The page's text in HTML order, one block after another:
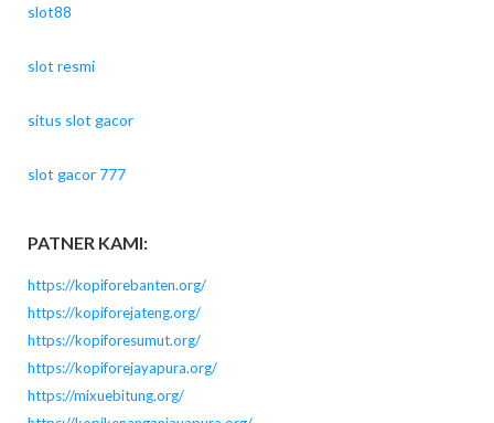
slot88
slot resmi
situs slot gacor
slot gacor 777
PATNER KAMI:
https://kopiforebanten.org/
https://kopiforejateng.org/
https://kopiforesumut.org/
https://kopiforejayapura.org/
https://mixuebitung.org/